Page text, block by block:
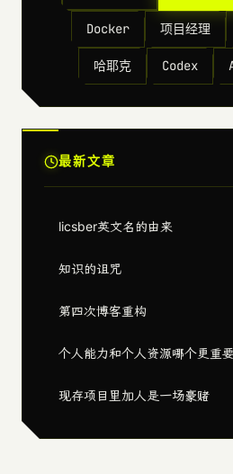
Docker 项目经理
哈耶克 Codex
最新文章
licsber英文名的由来
知识的诅咒
第四次博客重构
个人能力和个人资源哪个更重
现存项目里加人是一场豪赌